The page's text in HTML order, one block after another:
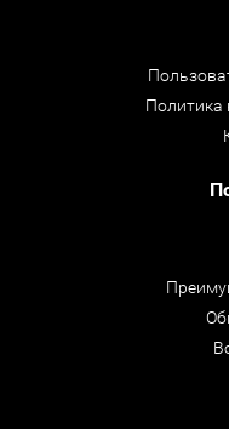
Политика